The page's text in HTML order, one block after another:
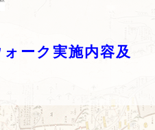
ーク実施内容及